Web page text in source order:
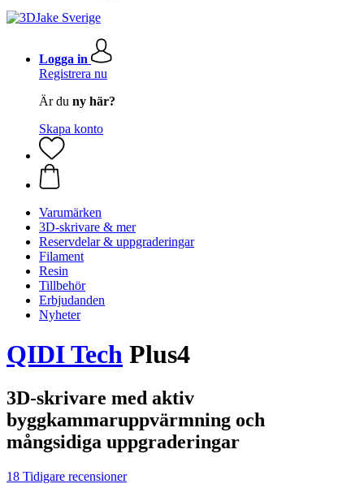
Logga in
Registrera nu
Är du ny här?
Skapa konto
Varumärken
3D-skrivare & mer
Reservdelar & uppgraderingar
Filament
Resin
Tillbehör
Erbjudanden
Nyheter
QIDI Tech Plus4
3D-skrivare med aktiv
byggkammaruppvärmning och
mångsidiga uppgraderingar
18 Tidigare recensioner